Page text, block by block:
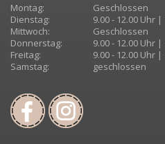
Montag:
Geschlossen
Dienstag:
9.00 - 12.00 Uhr |
Mittwoch:
Geschlossen
Donnerstag:
9.00 - 12.00 Uhr |
Freitag:
9.00 - 12.00 Uhr |
Samstag:
geschlossen